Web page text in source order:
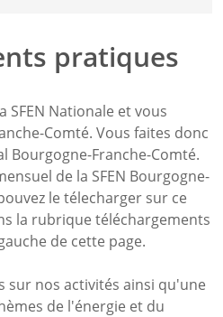
pratiques
SFEN Nationale et vous
Comté. Vous faites donc
Bourgogne-Franche-Comté.
de la SFEN Bourgogne-
le télecharger sur ce
la rubrique téléchargements
de cette page.
sur nos activités ainsi qu'une
de l'énergie et du